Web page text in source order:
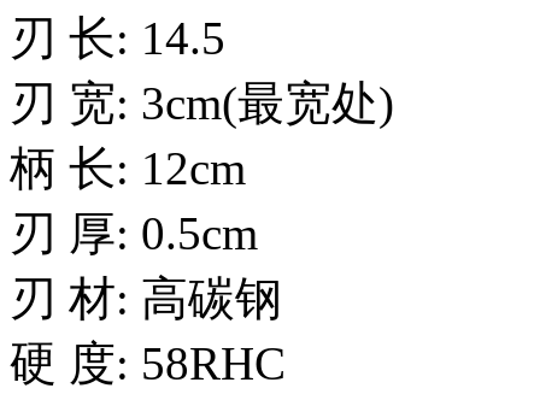
刃 长: 14.5
刃 宽: 3cm(最宽处)
柄 长: 12cm
刃 厚: 0.5cm
刃 材: 高碳钢
硬 度: 58RHC